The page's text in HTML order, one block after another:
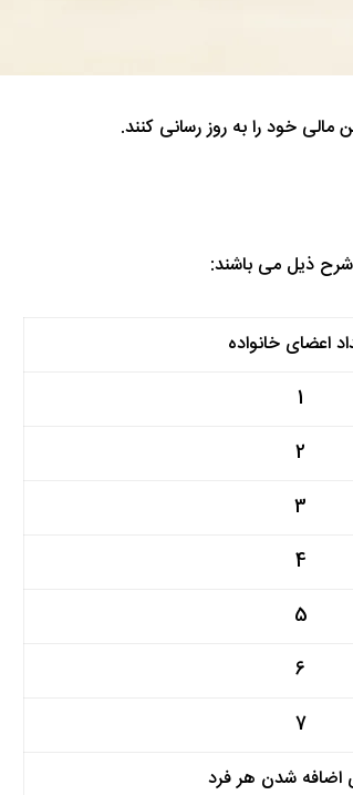
شرح ذیل می باشند:
اعضای خانواده
1
2
3
4
5
6
7
اضافه شدن هر فرد